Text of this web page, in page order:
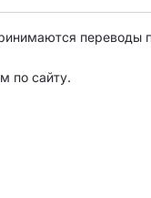
по сайту.